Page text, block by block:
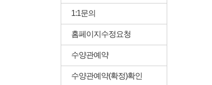
1:1문의
홈페이지수정요청
수양관예약
수양관예약(확정)확인